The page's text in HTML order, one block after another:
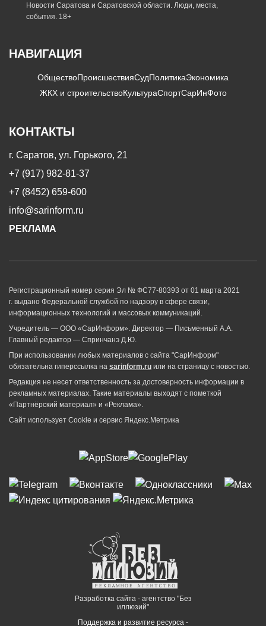
Новости Саратова и Саратовской области. Люди, места,
события. 18+
НАВИГАЦИЯ
ОбществоПроисшествияСудПолитикаЭкономика
ЖКХ и строительствоКультураСпортСарИнФото
КОНТАКТЫ
г. Саратов, ул. Горького, 21
+7 (917) 982-81-37
+7 (8452) 659-600
info@sarinform.ru
РЕКЛАМА
Регистрационный номер серия Эл № ФС77-80393 от 01 марта 2021
г. выдано Федеральной службой по надзору в сфере связи,
информационных технологий и массовых коммуникаций.
Учредитель — ООО «СарИнформ». Директор — Письменный А.А.
Главный редактор — Спринчанэ Д.Ю.
При использовании любых материалов с сайта "СарИнформ"
обязательна гиперссылка на sarinform.ru или на страницу с новостью.
Редакция не несет ответственность за достоверность информации в
рекламных материалах. Такие материалы выходят с пометкой
«Партнёрский материал» и «Реклама».
Сайт использует Cookie и сервиc Яндекс.Метрика
Разработка сайта - агентство "Без
иллюзий"
Поддержка и развитие ресурса -